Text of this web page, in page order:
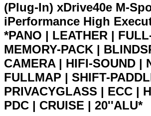
(Plug-In) xDrive40e M-
iPerformance High
*PANO | LEATHER |
MEMORY-PACK |
CAMERA | HIFI-SOUND |
FULLMAP | SHIFT-
PRIVACYGLASS | ECC |
PDC | CRUISE | 20''ALU*